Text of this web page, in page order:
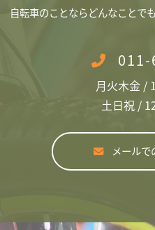
自転車のことならどんなことで
月火木金 /
土日祝 /
メール